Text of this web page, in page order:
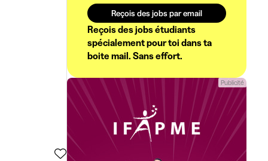
Reçois des jobs par email
Reçois des jobs étudiants
spécialement pour toi dans ta
boite mail. Sans effort.
Publicité